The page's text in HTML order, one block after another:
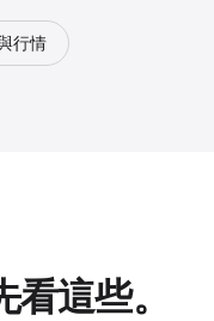
行情
這些。